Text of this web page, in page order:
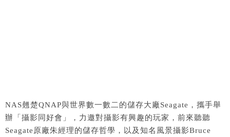
NAS翹楚QNAP與世界數一數二的儲存大廠Seagate，攜手舉
辦「攝影同好會」，力邀對攝影有興趣的玩家，前來聽聽
Seagate原廠朱經理的儲存哲學，以及知名風景攝影Bruce